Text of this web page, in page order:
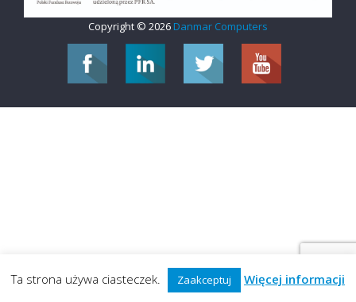
Copyright © 2026 Danmar Computers
Ta strona używa ciasteczek. Zaakceptuj Więcej informacji